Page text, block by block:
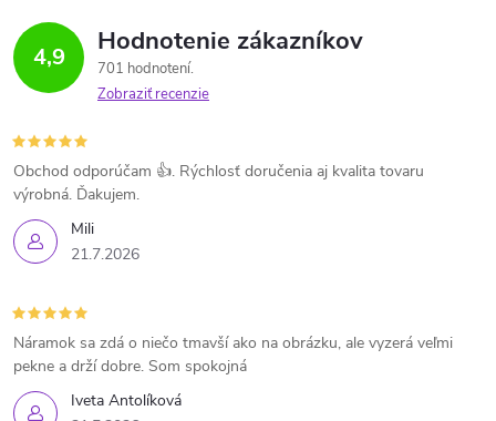
4,9 Hodnotenie zákazníkov
701 hodnotení
Zobraziť recenzie
Mili
21.7.2026
Obchod odporúčam 👍. Rýchlosť doručenia aj kvalita tovaru
výrobná. Ďakujem.
Iveta Antolíková
Náramok sa zdá o niečo tmavší ako na obrázku, ale vyzerá veľmi
pekne a drží dobre. Som spokojná